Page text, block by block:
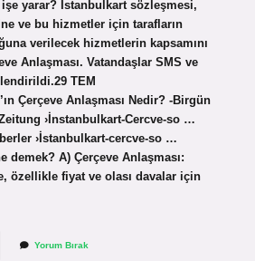
yarar? İstanbulkart sözleşmesi,
ve bu hizmetler için tarafların
verilecek hizmetlerin kapsamını
Anlaşması. Vatandaşlar SMS ve
TEM
Çerçeve Anlaşması Nedir? -Birgün
›İnstanbulkart-Cercve-so …
›İstanbulkart-cercve-so …
demek? A) Çerçeve Anlaşması:
özellikle fiyat ve olası davalar için
Yorum Bırak